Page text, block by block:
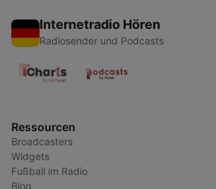
Internetradio Hören
Radiosender und Podcasts
Ressourcen
Broadcasters
Widgets
Fußball im Radio
Blog